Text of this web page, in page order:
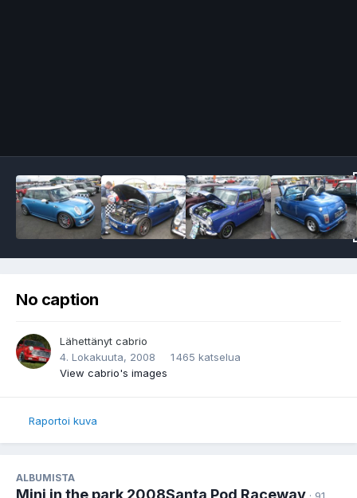
No caption
Lähettänyt cabrio
4. Lokakuuta, 2008
1 465 katselua
View cabrio's images
Raportoi kuva
ALBUMISTA
Mini in the park 2008Santa Pod Raceway